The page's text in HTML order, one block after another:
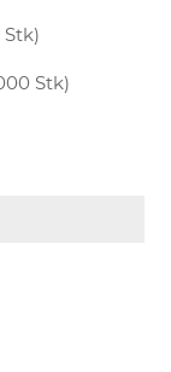
Stk)